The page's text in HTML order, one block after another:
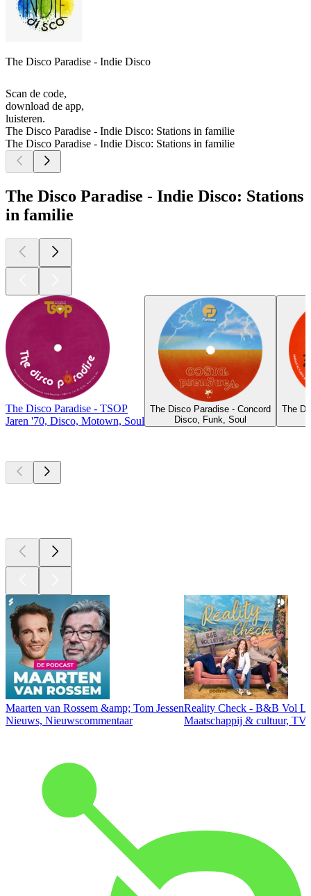
The Disco Paradise - Indie Disco
Scan de code,
download de app,
luisteren.
The Disco Paradise - Indie Disco: Stations in familie
The Disco Paradise - Indie Disco: Stations in familie
The Disco Paradise - Indie Disco: Stations
in familie
The Disco Paradise - TSOP
Jaren '70, Disco, Motown, Soul
The Disco Paradise - Concord
Disco, Funk, Soul
The
Maarten van Rossem &amp; Tom Jessen
Nieuws, Nieuwscommentaar
Reality Check - B&B Vol
Maatschappij & cultuur,